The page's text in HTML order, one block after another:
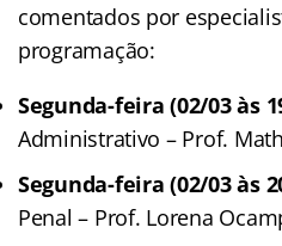
comentados por
programação:
Segunda-feira (02/03 às
Administrativo – Prof.
Segunda-feira (02/03 às
Penal – Prof. Lorena